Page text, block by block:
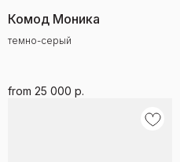
Комод Моника
темно-серый
from 25 000 р.